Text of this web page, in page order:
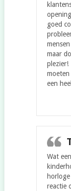
goed
maar
plezier!
een
Wat
reactie